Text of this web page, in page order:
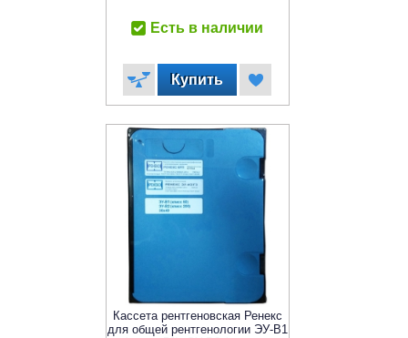
Есть в наличии
Кассета рентгеновская Ренекс
для общей рентгенологии ЭУ-В1